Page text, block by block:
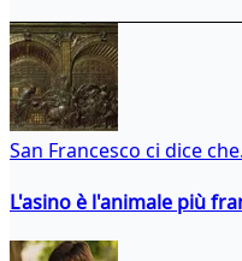
San Francesco ci dice
L'asino è l'animale più